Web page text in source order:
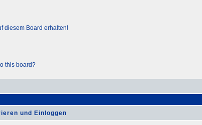
diesem Board erhalten!
this board?
und Einloggen